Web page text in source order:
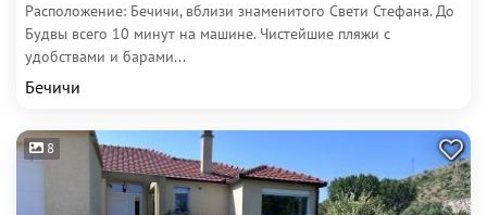
Расположение: Бечичи, вблизи знаменитого Свети Стефана. До
Будвы всего 10 минут на машине. Чистейшие пляжи с
удобствами и барами...
Бечичи
8